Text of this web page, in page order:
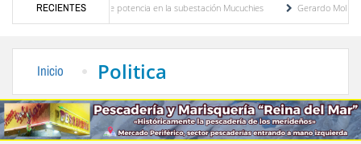
RECIENTES
transformador de potencia en la subestación Mucuchies
Gerardo Molina: “El
Inicio Politica